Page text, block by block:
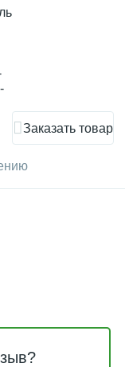
Заказать товар